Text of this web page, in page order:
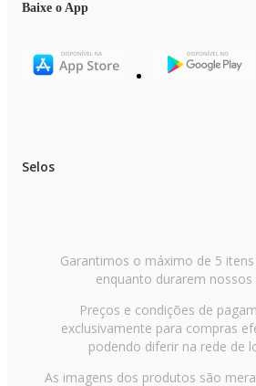
Baixe o App
Selos
Garantimos o máximo de 5
enquanto durarem nossos
Preços e condições de
exclusivamente para compras
podendo diferir na rede de
As imagens dos produtos são